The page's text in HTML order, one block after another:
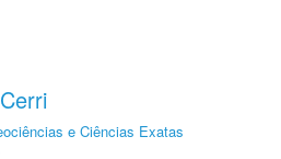
e Ciências Exatas